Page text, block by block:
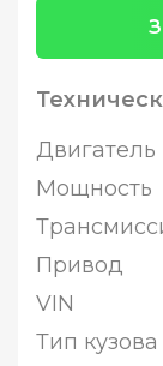
Двигатель
Мощность
Привод
VIN
Тип кузова